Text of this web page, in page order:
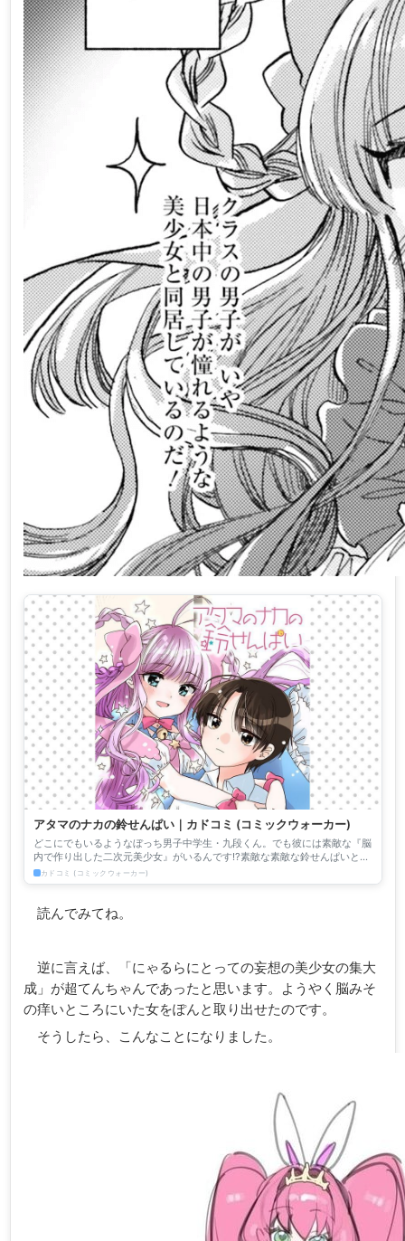
アタマのナカの鈴せんぱい｜カドコミ (コミックウォーカー)
どこにでもいるようなぼっち男子中学生・九段くん。でも彼には素敵な『脳
内で作り出した二次元美少女』がいるんです!?素敵な素敵な鈴せんぱいとの
同居生活の行方はいったい───。
カドコミ (コミックウォーカー)
読んでみてね。
逆に言えば、「にゃるらにとっての妄想の美少女の集大
成」が超てんちゃんであったと思います。ようやく脳みそ
の痒いところにいた女をぽんと取り出せたのです。
そうしたら、こんなことになりました。